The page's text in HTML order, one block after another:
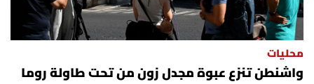
محليات
واشنطن تنزع عبوة مجدل زون من تحت طاولة روما